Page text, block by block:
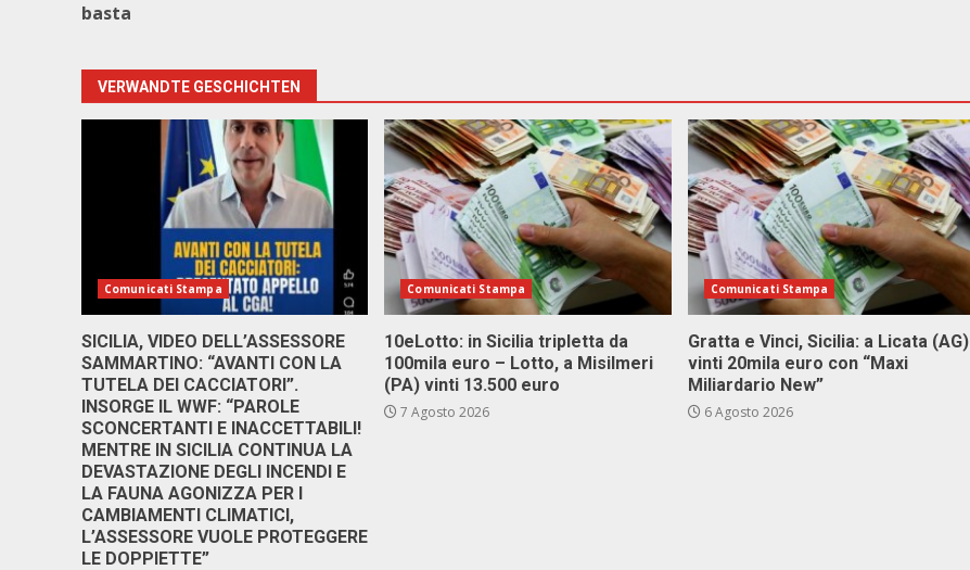
basta
VERWANDTE GESCHICHTEN
Comunicati Stampa
SICILIA, VIDEO DELL’ASSESSORE
SAMMARTINO: “AVANTI CON LA
TUTELA DEI CACCIATORI”.
INSORGE IL WWF: “PAROLE
SCONCERTANTI E INACCETTABILI!
MENTRE IN SICILIA CONTINUA LA
DEVASTAZIONE DEGLI INCENDI E
LA FAUNA AGONIZZA PER I
CAMBIAMENTI CLIMATICI,
L’ASSESSORE VUOLE PROTEGGERE
LE DOPPIETTE”
Comunicati Stampa
10eLotto: in Sicilia tripletta da
100mila euro – Lotto, a Misilmeri
(PA) vinti 13.500 euro
7 Agosto 2026
Comunicati Stampa
Gratta e Vinci, Sicilia: a Licata (AG)
vinti 20mila euro con “Maxi
Miliardario New”
6 Agosto 2026